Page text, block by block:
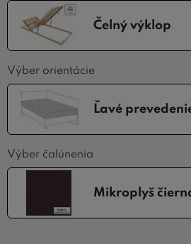
Čelný výklop
Výber orientácie
Ľavé
Výber čalúnenia
Mikroplyš